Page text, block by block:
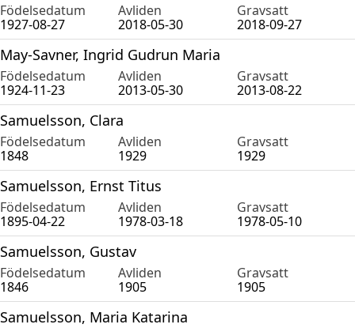
Födelsedatum Avliden
Gravsatt
1927-08-27
2018-05-30 2018-09-27
May-Savner, Ingrid Gudrun Maria
Födelsedatum Avliden
Gravsatt
1924-11-23
2013-05-30 2013-08-22
Samuelsson, Clara
Födelsedatum Avliden
Gravsatt
1848
1929 1929
Samuelsson, Ernst Titus
Födelsedatum Avliden
Gravsatt
1895-04-22
1978-03-18 1978-05-10
Samuelsson, Gustav
Födelsedatum Avliden
Gravsatt
1846
1905 1905
Samuelsson, Maria Katarina